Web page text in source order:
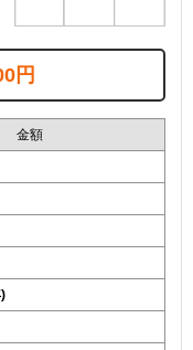
円
金額